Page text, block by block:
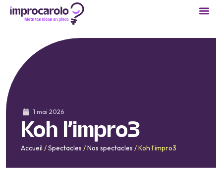
1 mai 2026
Koh l’impro3
Accueil /Spectacles /Nos spectacles /Koh l’impro3